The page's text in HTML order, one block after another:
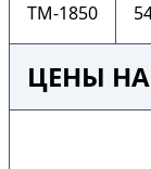
ТМ-1850
ЦЕНЫ